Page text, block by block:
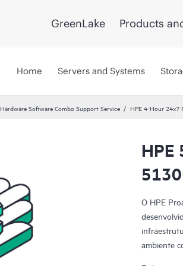
GreenLake Products
Home Servers and Systems
Hardware Software Combo Support Service HPE 4-Hour 24x7
HPE
O HPE
ambiente